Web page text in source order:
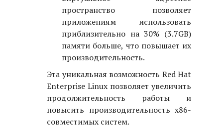
пространство позволяет
приложениям использовать
приблизительно на 30% (3.7GB)
памяти больше, что повышает их
производительность.
Эта уникальная возможность Red Hat
Enterprise Linux позволяет увеличить
продолжительность работы и
повысить производительность x86-
совместимых систем.